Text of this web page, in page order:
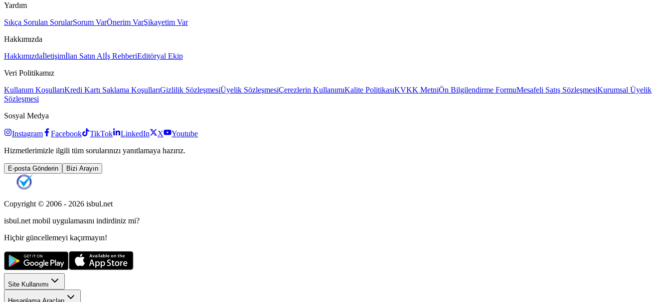
Yardım
Sıkça Sorulan SorularSorum VarÖnerim VarŞikayetim Var
Hakkımızda
Hakkımızdaİletişimİlan Satın Alİş RehberiEditöryal Ekip
Veri Politikamız
Kullanım KoşullarıKredi Kartı Saklama KoşullarıGizlilik SözleşmesiÜyelik SözleşmesiÇerezlerin KullanımıKalite PolitikasıKVKK MetniÖn Bilgilendirme FormuMesafeli Satış SözleşmesiKurumsal Üyelik
Sözleşmesi
Sosyal Medya
Instagram Facebook TikTok LinkedIn X
Youtube
Hizmetlerimizle ilgili tüm sorularınızı yanıtlamaya hazırız.
E-posta Gönderin Bizi Arayın
Copyright © 2006 - 2026 isbul.net
isbul.net mobil uygulamasını indirdiniz mi?
Hiçbir güncellemeyi kaçırmayın!
Site Kullanımı